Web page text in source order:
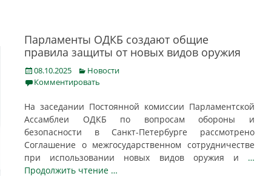
Парламенты ОДКБ создают общие
правила защиты от новых видов оружия
Posted
on
08.10.2025 Categories
Новости
Комментировать
На заседании Постоянной комиссии Парламентской
Ассамблеи ОДКБ по вопросам обороны и
безопасности в Санкт-Петербурге рассмотрено
Соглашение о межгосударственном сотрудничестве
при использовании новых видов оружия и …
Продолжить чтение …